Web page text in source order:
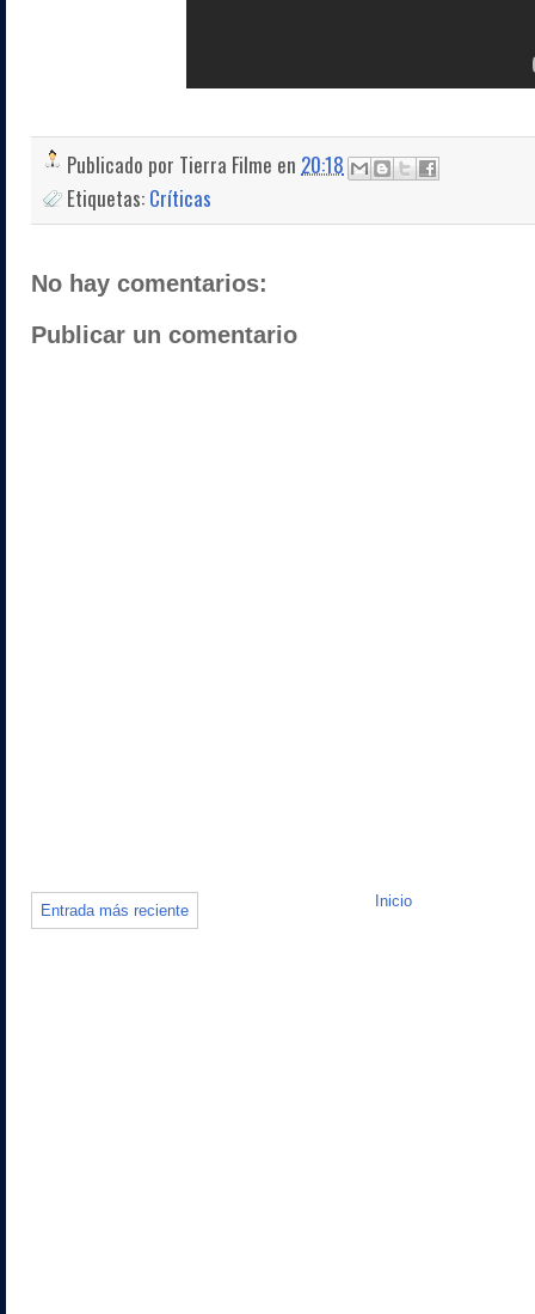
Publicado por Tierra Filme en 20:18
Etiquetas: Críticas
No hay comentarios:
Publicar un comentario
Entrada más reciente
Inicio